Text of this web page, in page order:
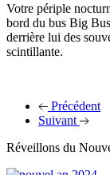
Votre périple
bord du bus Big
derrière lui des
scintillante.
Précédent
Suivant
Réveillons du